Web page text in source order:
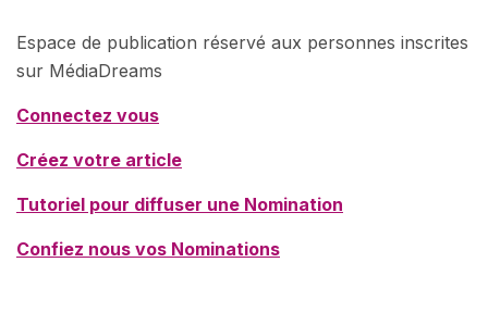
Espace de publication réservé aux personnes inscrites
sur MédiaDreams
Connectez vous
Créez votre article
Tutoriel pour diffuser une Nomination
Confiez nous vos Nominations